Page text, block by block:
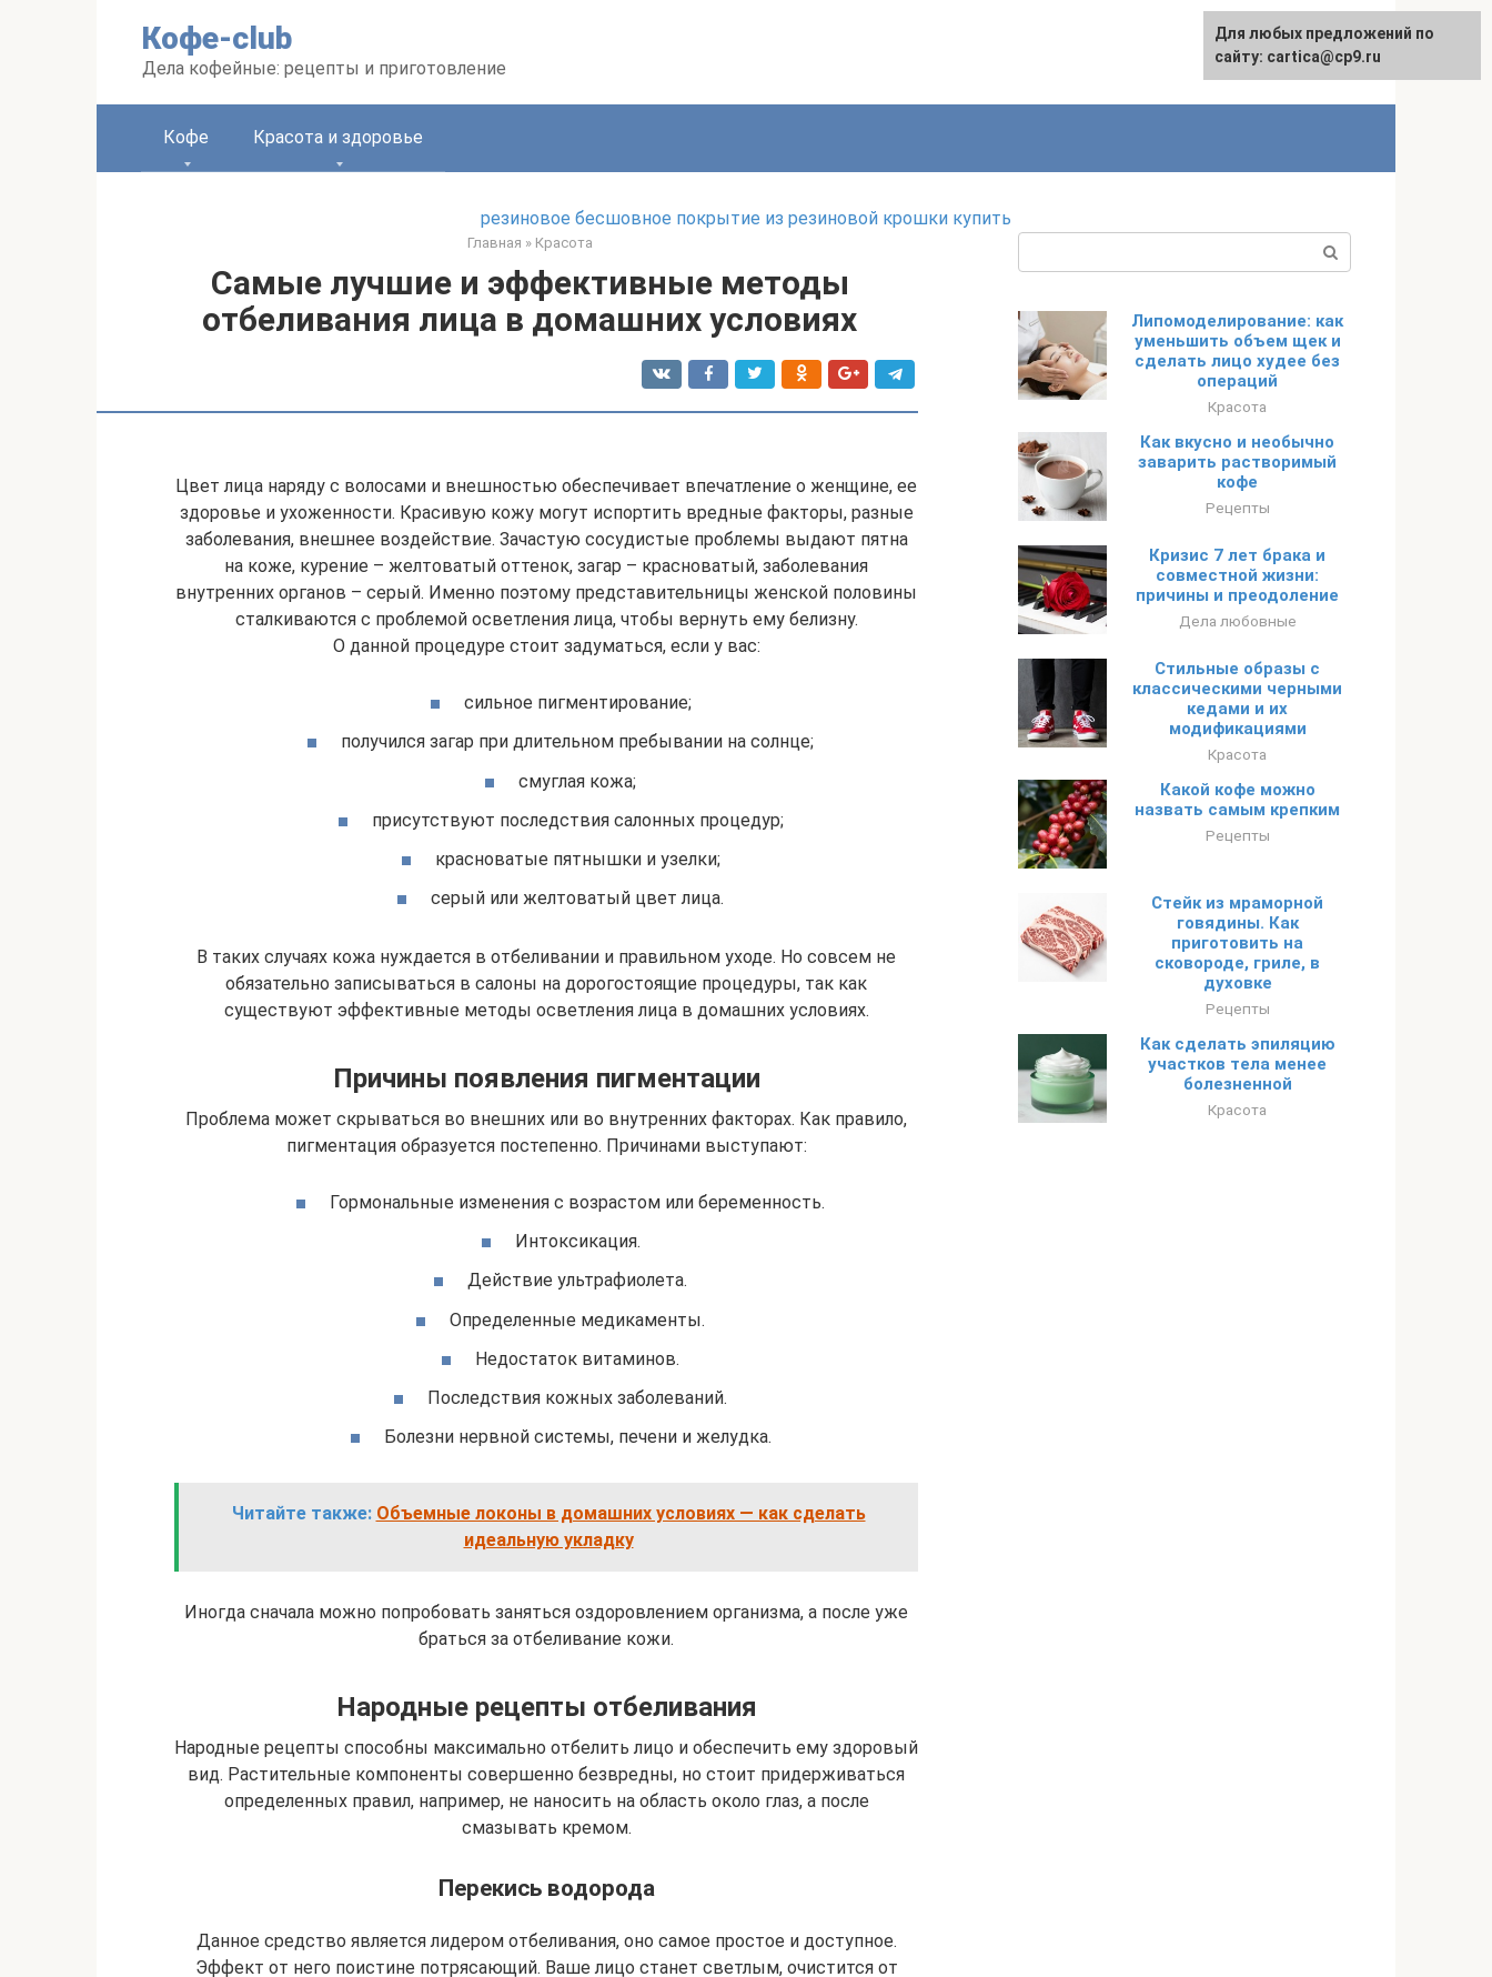
Кофе-club
Дела кофейные: рецепты и приготовление
English
Кофе Красота и здоровье
резиновое бесшовное покрытие из резиновой крошки купить
Главная » Красота
Самые лучшие и эффективные методы
отбеливания лица в домашних условиях
Цвет лица наряду с волосами и внешностью обеспечивает впечатление о женщине, ее
здоровье и ухоженности. Красивую кожу могут испортить вредные факторы, разные
заболевания, внешнее воздействие. Зачастую сосудистые проблемы выдают пятна
на коже, курение – желтоватый оттенок, загар – красноватый, заболевания
внутренних органов – серый. Именно поэтому представительницы женской половины
сталкиваются с проблемой осветления лица, чтобы вернуть ему белизну.
О данной процедуре стоит задуматься, если у вас:
сильное пигментирование;
получился загар при длительном пребывании на солнце;
смуглая кожа;
присутствуют последствия салонных процедур;
красноватые пятнышки и узелки;
серый или желтоватый цвет лица.
В таких случаях кожа нуждается в отбеливании и правильном уходе. Но совсем не
обязательно записываться в салоны на дорогостоящие процедуры, так как
существуют эффективные методы осветления лица в домашних условиях.
Причины появления пигментации
Проблема может скрываться во внешних или во внутренних факторах. Как правило,
пигментация образуется постепенно. Причинами выступают:
Гормональные изменения с возрастом или беременность.
Интоксикация.
Действие ультрафиолета.
Определенные медикаменты.
Недостаток витаминов.
Последствия кожных заболеваний.
Болезни нервной системы, печени и желудка.
Читайте также: Объемные локоны в домашних условиях — как сделать
идеальную укладку
Иногда сначала можно попробовать заняться оздоровлением организма, а после уже
браться за отбеливание кожи.
Народные рецепты отбеливания
Народные рецепты способны максимально отбелить лицо и обеспечить ему здоровый
вид. Растительные компоненты совершенно безвредны, но стоит придерживаться
определенных правил, например, не наносить на область около глаз, а после
смазывать кремом.
Перекись водорода
Данное средство является лидером отбеливания, оно самое простое и доступное.
Эффект от него поистине потрясающий. Ваше лицо станет светлым, очистится от
Липомоделирование: как
уменьшить объем щек и
сделать лицо худее без
операций
Красота
Как вкусно и необычно
заварить растворимый
кофе
Рецепты
Кризис 7 лет брака и
совместной жизни:
причины и преодоление
Дела любовные
Стильные образы с
классическими черными
кедами и их
модификациями
Красота
Какой кофе можно
назвать самым крепким
Рецепты
Стейк из мраморной
говядины. Как
приготовить на
сковороде, гриле, в
духовке
Рецепты
Как сделать эпиляцию
участков тела менее
болезненной
Красота
Для любых предложений по
сайту: cartica@cp9.ru